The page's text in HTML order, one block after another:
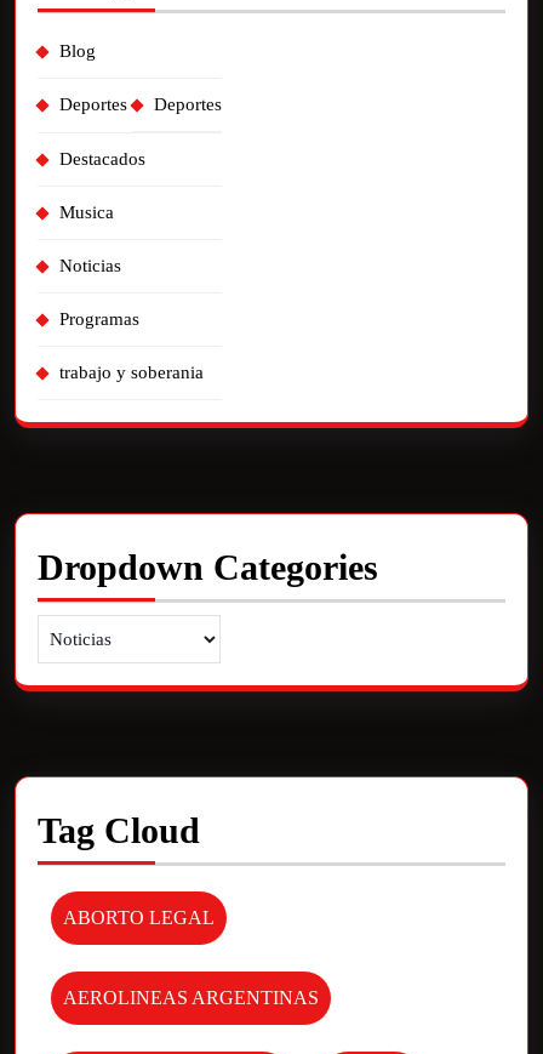
Blog
Deportes Deportes
Destacados
Musica
Noticias
Programas
trabajo y soberania
Dropdown Categories
Tag Cloud
ABORTO LEGAL
AEROLINEAS ARGENTINAS